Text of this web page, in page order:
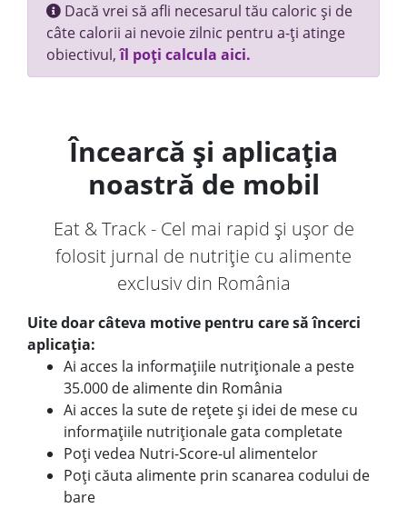
Dacă vrei să afli necesarul tău caloric și de
câte calorii ai nevoie zilnic pentru a-ți atinge
obiectivul,îl poți calcula aici.
Încearcă și aplicația
noastră de mobil
Eat & Track - Cel mai rapid și ușor de
folosit jurnal de nutriție cu alimente
exclusiv din România
Uite doar câteva motive pentru care să încerci
aplicația:
Ai acces la informațiile nutriționale a peste
35.000 de alimente din România
Ai acces la sute de rețete și idei de mese cu
informațiile nutriționale gata completate
Poți vedea Nutri-Score-ul alimentelor
Poți căuta alimente prin scanarea codului de
bare